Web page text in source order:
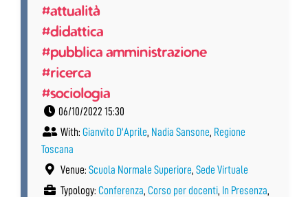
#attualità
#didattica
#pubblica amministrazione
#ricerca
#sociologia
06/10/2022 15:30
With: Gianvito D'Aprile, Nadia Sansone, Regione
Toscana
Venue: Scuola Normale Superiore, Sede Virtuale
Typology: Conferenza, Corso per docenti, In Presenza,